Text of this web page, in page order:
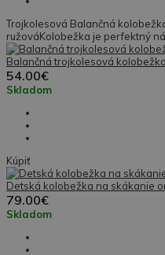
Trojkolesová Balančná
ružováKolobežka je perfektný
Balančná trojkolesová
54.00€
Skladom
Kúpiť
Detská kolobežka na skákanie
79.00€
Skladom